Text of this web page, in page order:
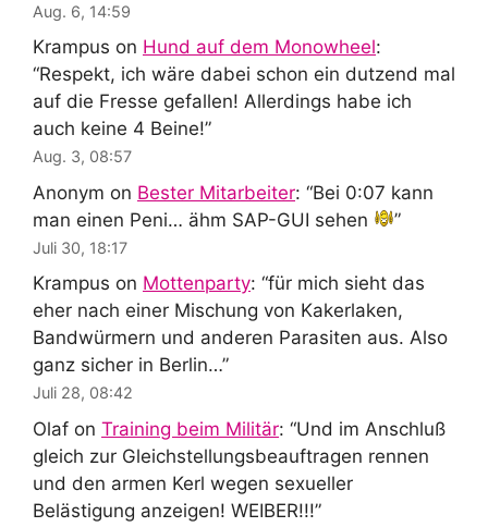
Aug. 6, 14:59
Krampus on Hund auf dem Monowheel:
“Respekt, ich wäre dabei schon ein dutzend mal
auf die Fresse gefallen! Allerdings habe ich
auch keine 4 Beine!”
Aug. 3, 08:57
Anonym on Bester Mitarbeiter: “Bei 0:07 kann
man einen Peni… ähm SAP-GUI sehen
”
Juli 30, 18:17
Krampus on Mottenparty: “für mich sieht das
eher nach einer Mischung von Kakerlaken,
Bandwürmern und anderen Parasiten aus. Also
ganz sicher in Berlin…”
Juli 28, 08:42
Olaf on Training beim Militär: “Und im Anschluß
gleich zur Gleichstellungsbeauftragen rennen
und den armen Kerl wegen sexueller
Belästigung anzeigen! WEIBER!!!”